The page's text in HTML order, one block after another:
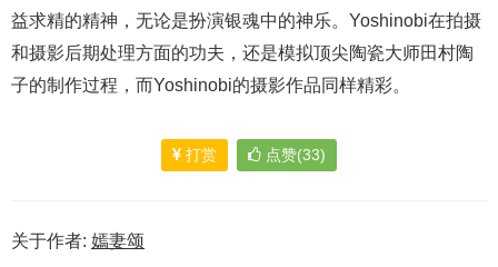
益求精的精神，无论是扮演银魂中的神乐。Yoshinobi在拍摄
和摄影后期处理方面的功夫，还是模拟顶尖陶瓷大师田村陶
子的制作过程，而Yoshinobi的摄影作品同样精彩。
打赏 点赞(33)
关于作者: 嫣妻颂